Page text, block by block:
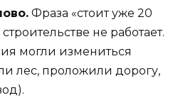
Фраза «стоит уже 20
не работает.
могли измениться
лес, проложили дорогу,